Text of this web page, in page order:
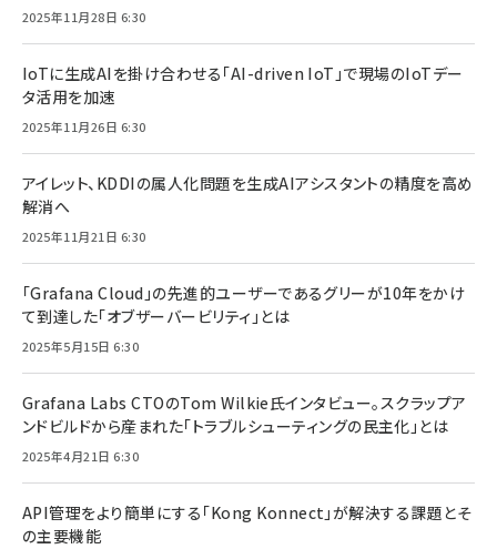
2025年11月28日 6:30
IoTに生成AIを掛け合わせる「AI-driven IoT」で現場のIoTデー
タ活用を加速
2025年11月26日 6:30
アイレット、KDDIの属人化問題を生成AIアシスタントの精度を高め
解消へ
2025年11月21日 6:30
「Grafana Cloud」の先進的ユーザーであるグリーが10年をかけ
て到達した「オブザーバービリティ」とは
2025年5月15日 6:30
Grafana Labs CTOのTom Wilkie氏インタビュー。スクラップア
ンドビルドから産まれた「トラブルシューティングの民主化」とは
2025年4月21日 6:30
API管理をより簡単にする「Kong Konnect」が解決する課題とそ
の主要機能